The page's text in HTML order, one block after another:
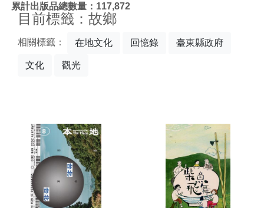
累計出版品總數量：117,872
目前標籤：故鄉
相關標籤： 在地文化 回憶錄 臺東縣政府
文化 觀光